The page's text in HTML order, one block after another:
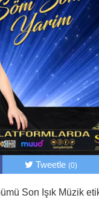
Tweetle(0)
Son Işık Müzik